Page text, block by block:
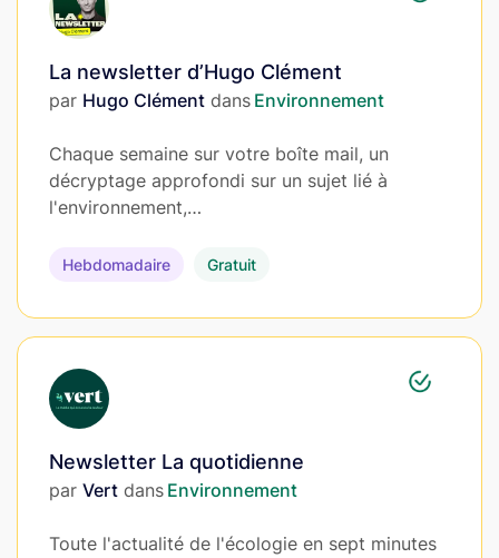
La newsletter d’Hugo Clément
par Hugo Clément dans Environnement
Chaque semaine sur votre boîte mail, un
décryptage approfondi sur un sujet lié à
l'environnement,…
Hebdomadaire Gratuit
Newsletter La quotidienne
par Vert dans Environnement
Toute l'actualité de l'écologie en sept minutes